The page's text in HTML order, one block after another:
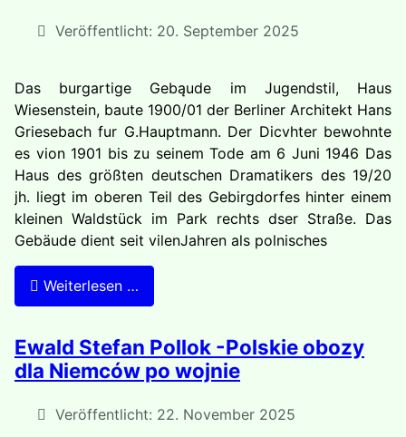
Veröffentlicht: 20. September 2025
Das burgartige Gebąude im Jugendstil, Haus
Wiesenstein, baute 1900/01 der Berliner Architekt Hans
Griesebach fur G.Hauptmann. Der Dicvhter bewohnte
es vion 1901 bis zu seinem Tode am 6 Juni 1946 Das
Haus des größten deutschen Dramatikers des 19/20
jh. liegt im oberen Teil des Gebirgdorfes hinter einem
kleinen Waldstück im Park rechts dser Straße. Das
Gebäude dient seit vilenJahren als polnisches
Weiterlesen …
Ewald Stefan Pollok -Polskie obozy
dla Niemców po wojnie
Veröffentlicht: 22. November 2025